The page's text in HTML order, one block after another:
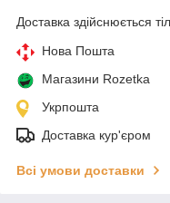
Доставка здійснюється
Нова Пошта
Магазини Rozetka
Укрпошта
Доставка кур'єром
Всі умови доставки